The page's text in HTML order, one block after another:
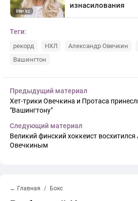
Теги:
рекорд НХЛ Александр Овечкин
Вашингтон
Предыдущий материал
Хет-трики Овечкина и Протаса
"Вашингтону"
Следующий материал
Великий финский хоккеист
Овечкиным
← Главная Бокс